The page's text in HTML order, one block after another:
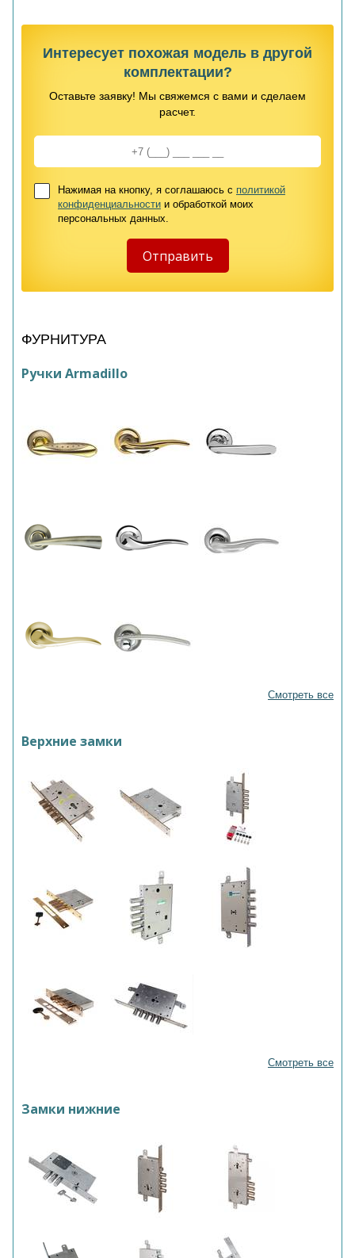
Интересует похожая модель в другой
комплектации?
Оставьте заявку! Мы свяжемся с вами и сделаем
расчет.
Нажимая на кнопку, я соглашаюсь с политикой
конфиденциальности и обработкой моих
персональных данных.
ФУРНИТУРА
Ручки Armadillo
Смотреть все
Верхние замки
Смотреть все
Замки нижние